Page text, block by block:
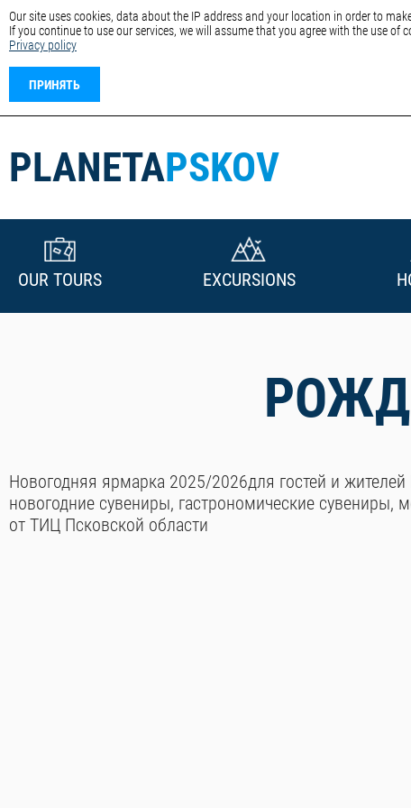
Our site uses cookies, data about the IP address and your location in order to
If you continue to use our services, we will assume that you agree with the use of
Privacy policy
ПРИНЯТЬ
PLANETAPSKOV
OUR TOURS EXCURSIONS
Новогодняя ярмарка 2025/2026для гостей и
новогодние сувениры, гастрономические
от ТИЦ Псковской области